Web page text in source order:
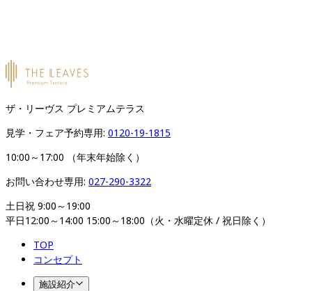
ザ・リーヴス プレミアムテラス
見学・フェア予約専用: 0120-19-1815
10:00～17:00 （年末年始除く）
お問い合わせ専用: 027-290-3322
土日祝 9:00～19:00
平日12:00～14:00 15:00～18:00（火・水曜定休 / 祝日除く）
TOP
コンセプト
施設紹介